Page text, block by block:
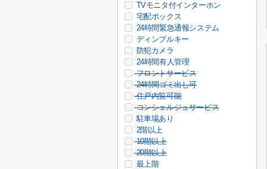
TVモニタ付インターホン
宅配ボックス
24時間緊急通報システム
ディンプルキー
防犯カメラ
24時間有人管理
フロントサービス
24時間ゴミ出し可
住戸内覧可能
コンシェルジュサービス
駐車場あり
2階以上
10階以上
20階以上
最上階